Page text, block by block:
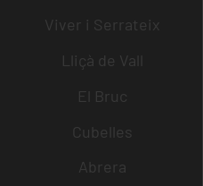
Viver i Serrateix
Lliçà de Vall
El Bruc
Cubelles
Abrera